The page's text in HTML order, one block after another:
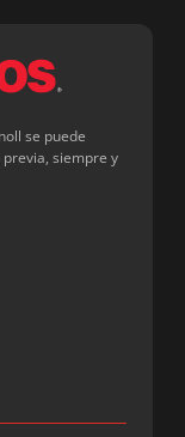
se puede
siempre y